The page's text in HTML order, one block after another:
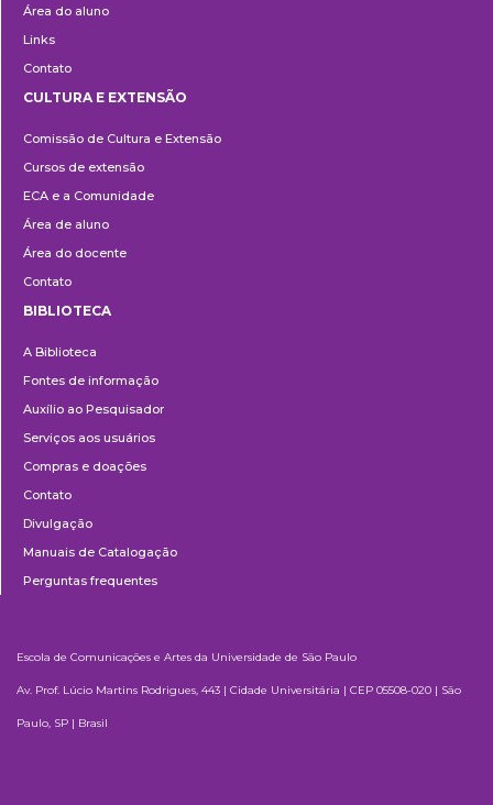
Área do aluno
Links
Contato
e
Extensão
CULTURA E EXTENSÃO
Comissão de Cultura e Extensão
Cursos de extensão
ECA e a Comunidade
Área de aluno
Área do docente
Contato
BIBLIOTECA
A Biblioteca
Fontes de informação
Auxílio ao Pesquisador
Serviços aos usuários
Compras e doações
Contato
Divulgação
Manuais de Catalogação
Perguntas frequentes
Escola de Comunicações e Artes da Universidade de São Paulo
Av. Prof. Lúcio Martins Rodrigues, 443 | Cidade Universitária | CEP 05508-020 | São
Paulo, SP | Brasil